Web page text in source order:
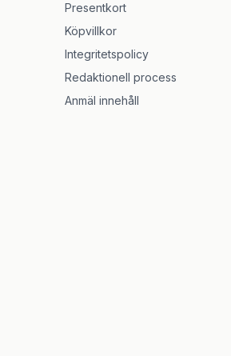
Presentkort
Köpvillkor
Integritetspolicy
Redaktionell process
Anmäl innehåll